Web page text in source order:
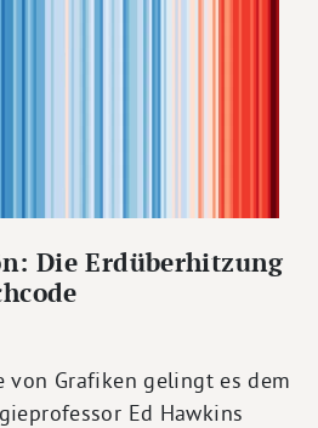
Die Erdüberhitzung
von Grafiken gelingt es dem
Ed Hawkins